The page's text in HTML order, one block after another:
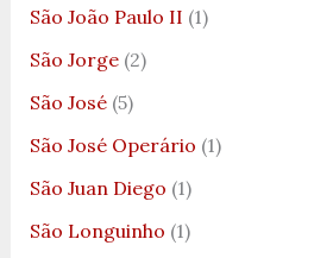
São João Paulo II (1)
São Jorge(2)
São José(5)
São José Operário (1)
São Juan Diego (1)
São Longuinho (1)